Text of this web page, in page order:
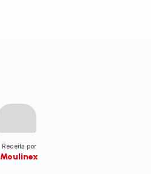
Receita por
Moulinex